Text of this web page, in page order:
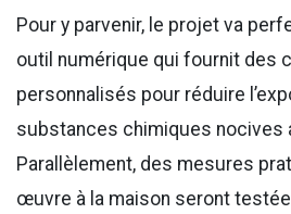
Pour y parvenir, le projet va
outil numérique qui fournit des
personnalisés pour réduire
substances chimiques nocives
Parallèlement, des mesures
œuvre à la maison seront